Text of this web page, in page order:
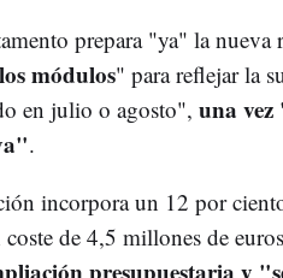
prepara "ya" la nueva
módulos" para reflejar la
en julio o agosto", una vez
.
incorpora un 12 por
de 4,5 millones de